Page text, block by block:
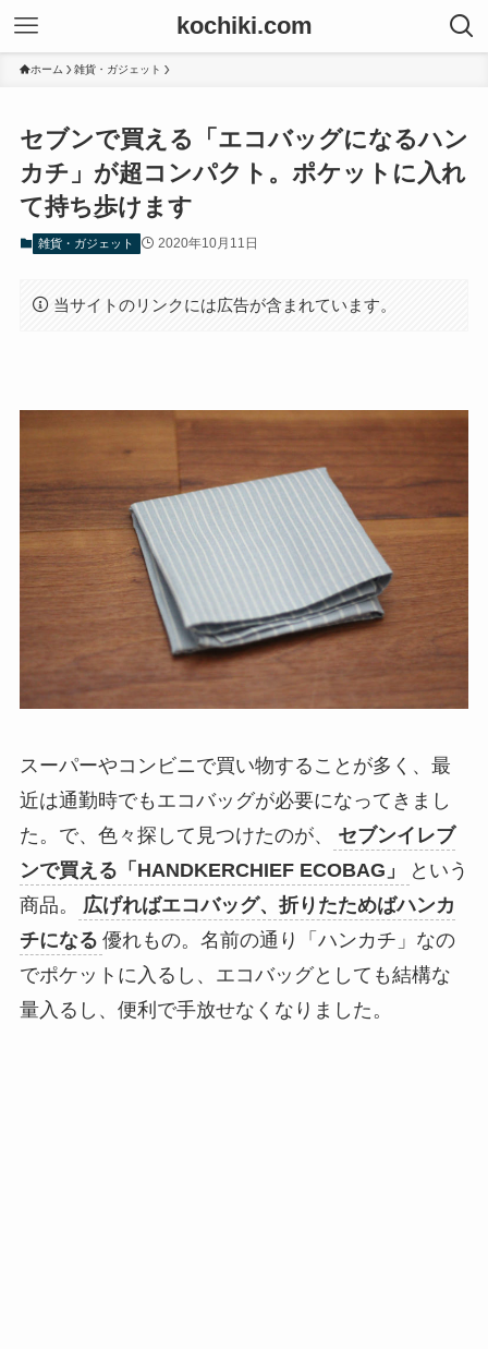
kochiki.com
ホーム 雑貨・ガジェット
セブンで買える「エコバッグになるハン
カチ」が超コンパクト。ポケットに入れ
て持ち歩けます
雑貨・ガジェット 2020年10月11日
当サイトのリンクには広告が含まれています。
スーパーやコンビニで買い物することが多く、最
近は通勤時でもエコバッグが必要になってきまし
た。で、色々探して見つけたのが、
セブンイレブ
ンで買える「HANDKERCHIEF ECOBAG」
という
商品。
広げればエコバッグ、折りたためばハンカ
チになる 優れもの。名前の通り「ハンカチ」なの
でポケットに入るし、エコバッグとしても結構な
量入るし、便利で手放せなくなりました。